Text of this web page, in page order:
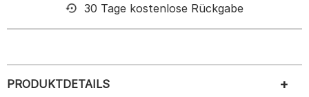
30 Tage kostenlose Rückgabe
PRODUKTDETAILS